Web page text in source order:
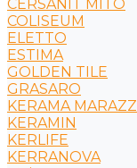
CERSANIT MITO
COLISEUM
ELETTO
ESTIMA
GOLDEN TILE
GRASARO
KERAMA MARAZZI
KERAMIN
KERLIFE
KERRANOVA